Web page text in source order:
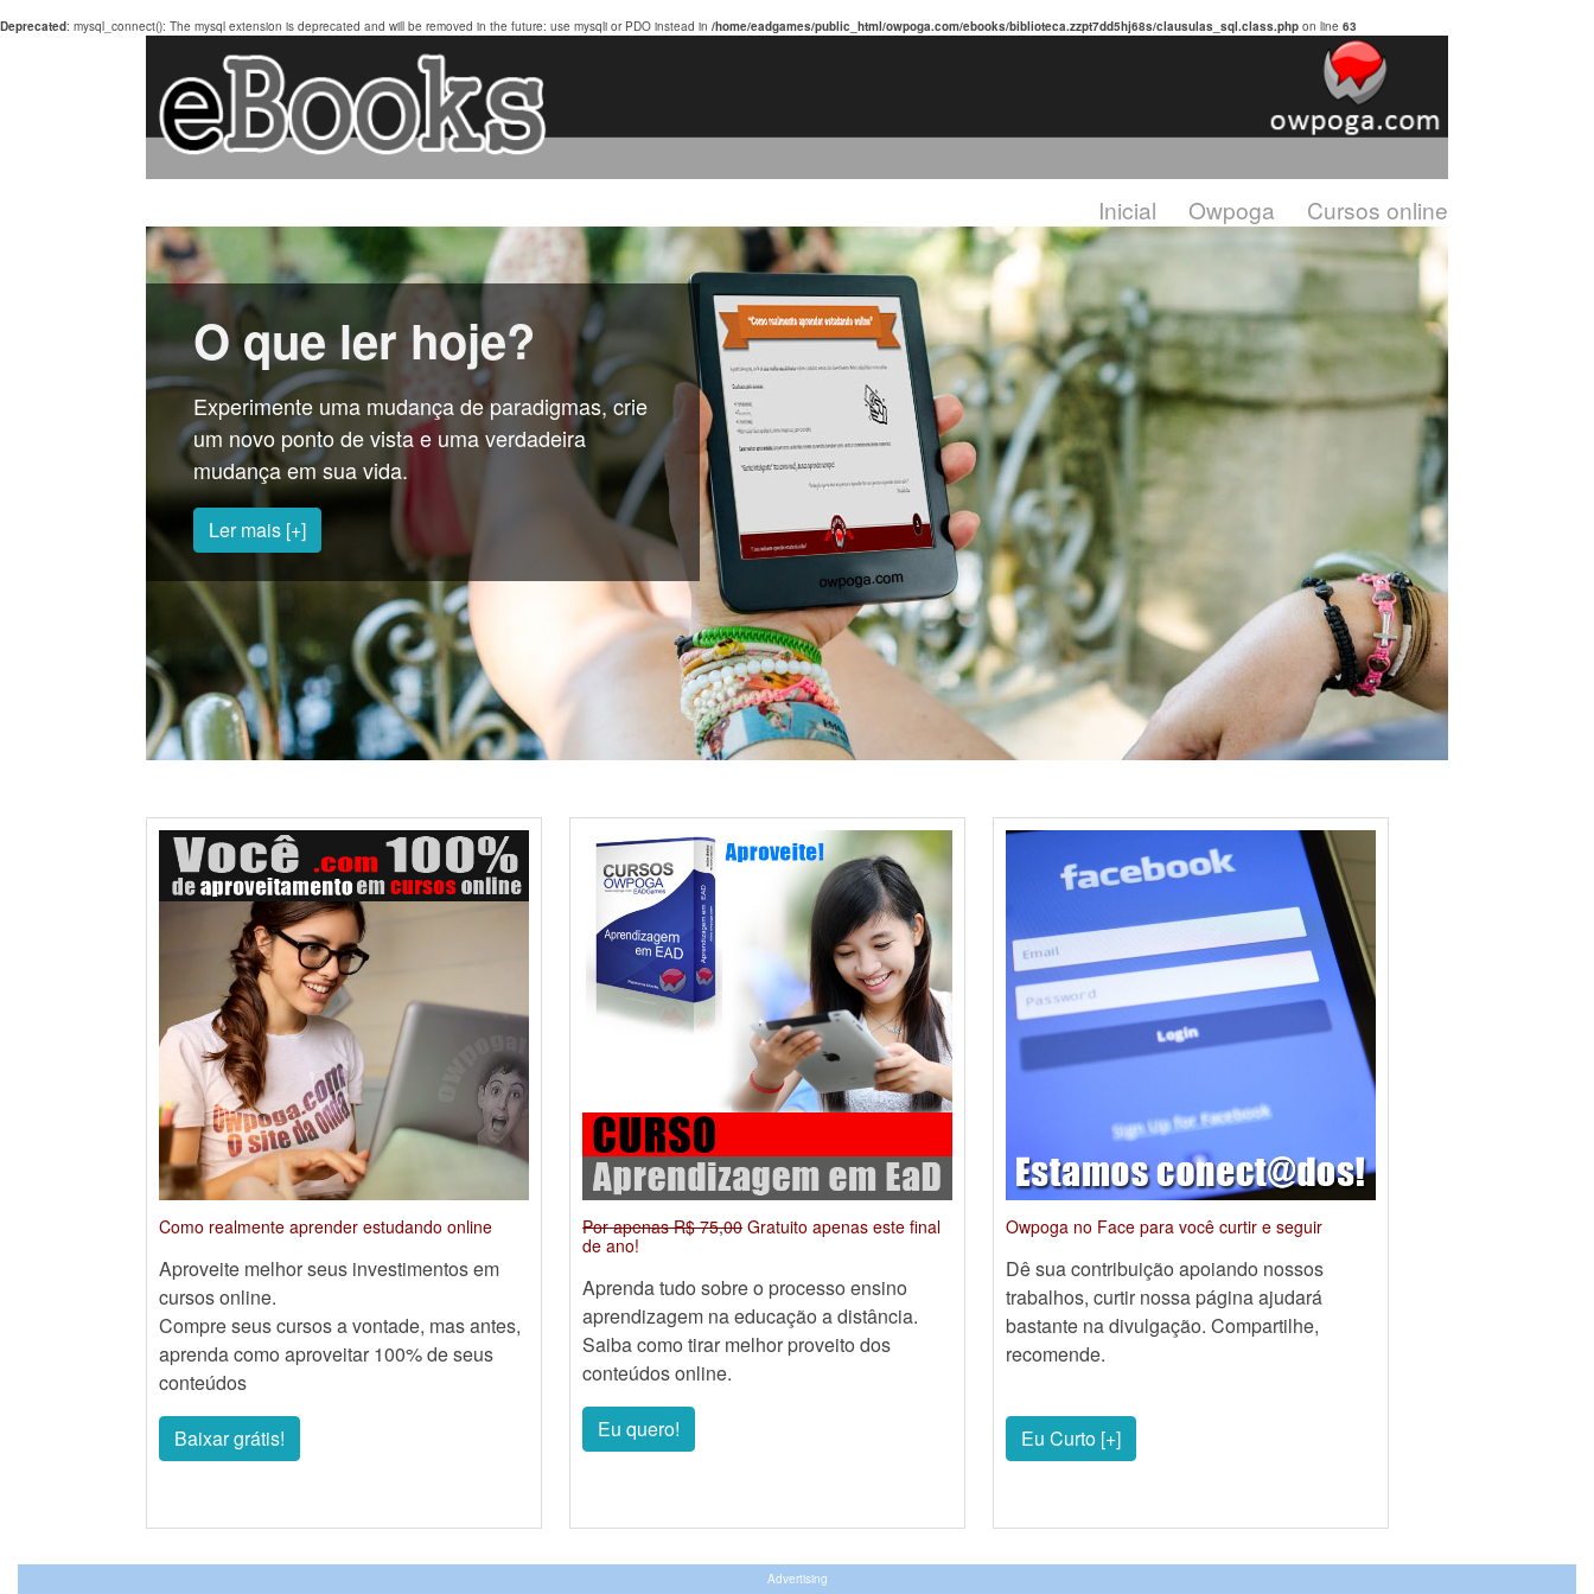
Deprecated: mysql_connect(): The mysql extension is deprecated and will be removed in the future: use mysqli or PDO instead in /home/eadgames/public_html/owpoga.com/ebooks/biblioteca.zzpt7dd5hj68s/clausulas_sql.class.php on line 63
Inicial Owpoga Cursos online
O que ler hoje?
Experimente uma mudança de paradigmas, crie
um novo ponto de vista e uma verdadeira
mudança em sua vida.
Ler mais [+]
Como realmente aprender estudando online
Aproveite melhor seus investimentos em
cursos online.
Compre seus cursos a vontade, mas antes,
aprenda como aproveitar 100% de seus
conteúdos
Baixar grátis!
Por apenas R$ 75,00Gratuito apenas este final
de ano!
Aprenda tudo sobre o processo ensino
aprendizagem na educação a distância.
Saiba como tirar melhor proveito dos
conteúdos online.
Eu quero!
Owpoga no Face para você curtir e seguir
Dê sua contribuição apoiando nossos
trabalhos, curtir nossa página ajudará
bastante na divulgação. Compartilhe,
recomende.
Eu Curto [+]
Advertising